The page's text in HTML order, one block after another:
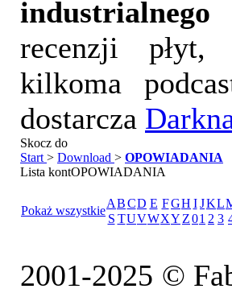
industrialnego
recenzji płyt,
kilkoma
dostarcza
Skocz do
Start > Download > OPOWIADANIA
Lista kontOPOWIADANIA
Pokaż wszystkie
ABCD E FGH I JKL
S TUVWXY Z01 2 3
2001-2025 ©